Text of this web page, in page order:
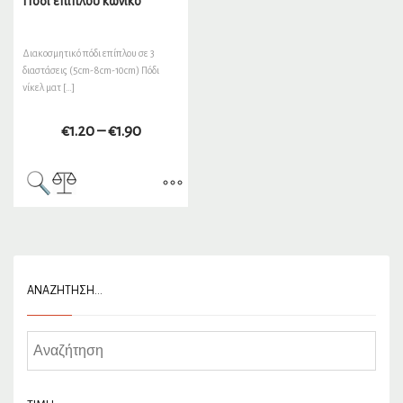
Διακοσμητικό πόδι επίπλου σε 3
διαστάσεις (5cm-8cm-10cm) Πόδι
νίκελ ματ […]
€1.20–€1.90
ΑΝΑΖΉΤΗΣΗ…